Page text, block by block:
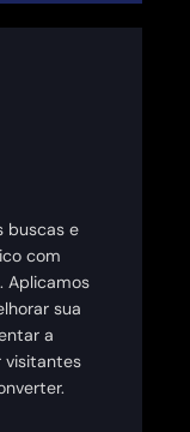
buscas e
com
Aplicamos
sua
a
visitantes